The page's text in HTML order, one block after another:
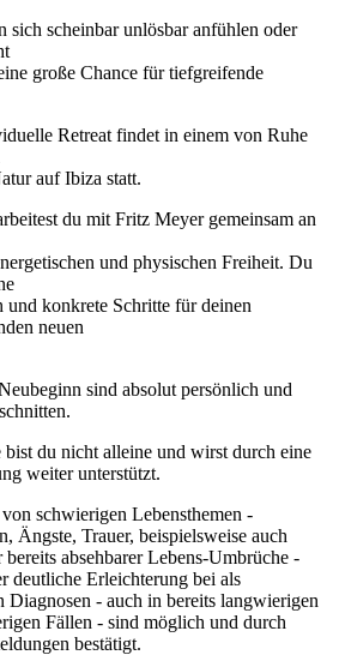
sich scheinbar unlösbar anfühlen oder
große Chance für tiefgreifende
Retreat findet in einem von Ruhe
auf Ibiza statt.
du mit Fritz Meyer gemeinsam an
und physischen Freiheit. Du
und konkrete Schritte für deinen
neuen
sind absolut persönlich und
bist du nicht alleine und wirst durch eine
weiter unterstützt.
schwierigen Lebensthemen -
Ängste, Trauer, beispielsweise auch
absehbarer Lebens-Umbrüche -
deutliche Erleichterung bei als
Diagnosen - auch in bereits langwierigen
Fällen - sind möglich und durch
bestätigt.